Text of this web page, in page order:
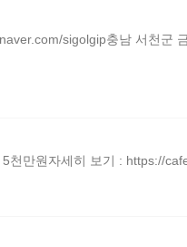
sigolgip충남 서천군
천만원자세히 보기 : https://